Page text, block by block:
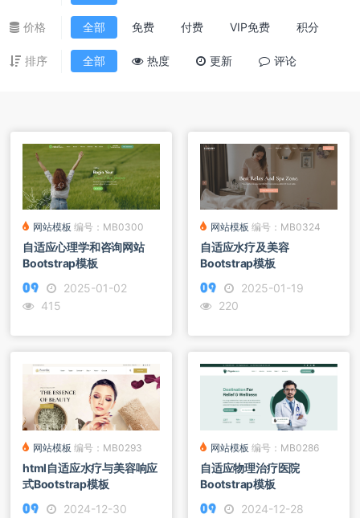
价格 全部 免费 付费 VIP免费 积分
排序 全部 热度 更新 评论
网站模板 编号：MB0300
自适应心理学和咨询网站
Bootstrap模板
2025-01-02
415
网站模板 编号：MB0324
自适应水疗及美容
Bootstrap模板
2025-01-19
220
网站模板 编号：MB0293
html自适应水疗与美容响应
式Bootstrap模板
2024-12-30
网站模板 编号：MB0286
自适应物理治疗医院
Bootstrap模板
2024-12-28